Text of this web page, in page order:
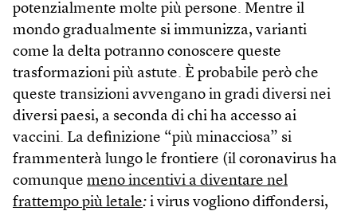
potenzialmente molte più persone. Mentre il
mondo gradualmente si immunizza, varianti
come la delta potranno conoscere queste
trasformazioni più astute. È probabile però che
queste transizioni avvengano in gradi diversi nei
diversi paesi, a seconda di chi ha accesso ai
vaccini. La definizione “più minacciosa” si
frammenterà lungo le frontiere (il coronavirus ha
comunque meno incentivi a diventare nel
frattempo più letale: i virus vogliono diffondersi,